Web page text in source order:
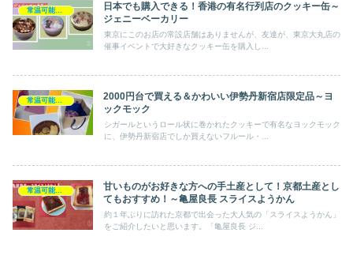
常温可能－手土産スイーツ
日本でも購入できる！香港の有名行列店のクッキー缶～
ジェニーベーカリー
東京にこのお店の常設店舗はありませんが、友達が、東京大丸店の
催事イベントで大好きなクッキー缶を購入し...
常温可能－手土産スイーツ
2000円台で買える＆かわいい伊勢丹新宿店限定品～ヨ
ックモック
シガールというロール状に巻かれたクッキーで有名なヨックモック
に、伊勢丹新宿店でしか買えないフルール・...
甘いものがお好きな方への手土産として！京都土産とし
てもおすすめ！～亀屋良長 スライスようかん
約１年ぶりに訪れた京都で出会った大人気の「スライスようかん」
をご紹介したいと思います。「亀屋良長 ジ...